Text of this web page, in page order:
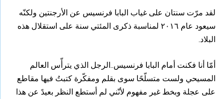
لقد مرّت سنتان على غياب البابا فرنسيس عن الأرجنتين ولكنّه
سيعود عام ٢٠١٦ لمناسبة ذكرى المئتي سنة على استقلال هذه
البلاد.
أمّا أنا فكنت أمام البابا فرنسيس..الرجل الذي يترأّس العالم
المسيحي ولست متسلّحًا سوى بقلم ومفكّرة كتبتُ فيها مقاطع
على عجلة وبخط غير مفهوم لأنّني لم أستطع النظر بعيدً عن هذا